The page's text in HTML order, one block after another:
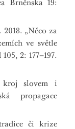
Brněnska 19:
„Něco za
ve světle
2: 177–197.
kroj slovem i
propagace
či krize